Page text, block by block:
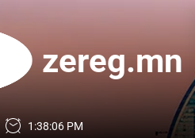
zereg.mn
1:38:07 PM